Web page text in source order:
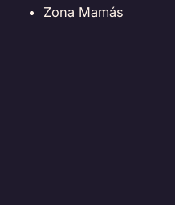
Zona Mamás